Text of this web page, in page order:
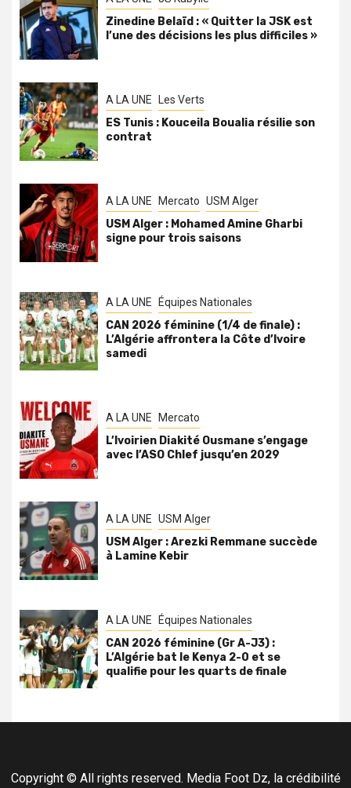
Zinedine Belaïd : « Quitter la JSK est
l’une des décisions les plus difficiles »
A LA UNE Les Verts
ES Tunis : Kouceila Boualia résilie son
contrat
A LA UNE Mercato USM Alger
USM Alger : Mohamed Amine Gharbi
signe pour trois saisons
A LA UNE Équipes Nationales
CAN 2026 féminine (1/4 de finale) :
L’Algérie affrontera la Côte d’Ivoire
samedi
A LA UNE Mercato
L’Ivoirien Diakité Ousmane s’engage
avec l’ASO Chlef jusqu’en 2029
A LA UNE USM Alger
USM Alger : Arezki Remmane succède
à Lamine Kebir
A LA UNE Équipes Nationales
CAN 2026 féminine (Gr A-J3) :
L’Algérie bat le Kenya 2-0 et se
qualifie pour les quarts de finale
Copyright © All rights reserved. Media Foot Dz, la crédibilité